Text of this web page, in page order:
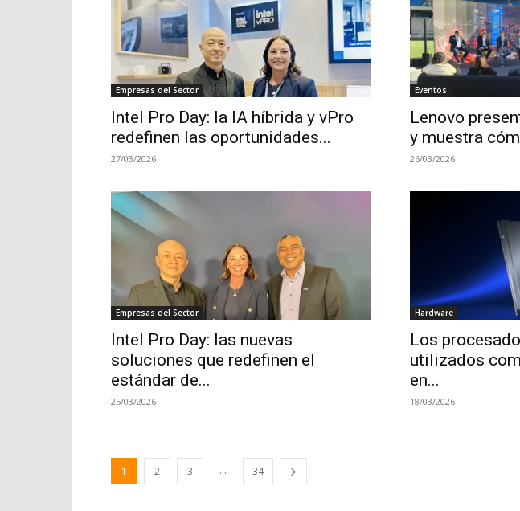
Empresas del Sector
Intel Pro Day: la IA híbrida y vPro
redefinen las oportunidades...
27/03/2026
Eventos
Lenovo
y muestra
26/03/2026
Empresas del Sector
Intel Pro Day: las nuevas
soluciones que redefinen el
estándar de...
25/03/2026
Hardware
Los
utilizados
en...
18/03/2026
1 2 3 ... 34